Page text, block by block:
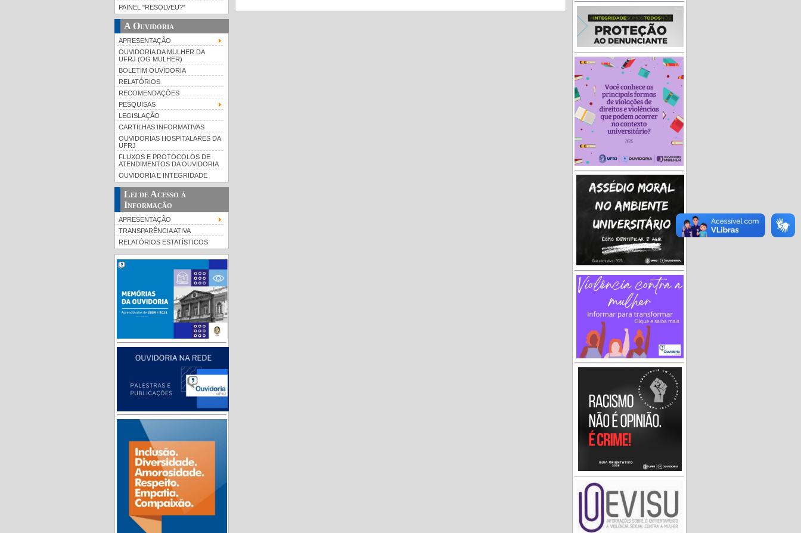
PAINEL "RESOLVEU?"
A Ouvidoria
APRESENTAÇÃO
OUVIDORIA DA MULHER DA
UFRJ (OG MULHER)
BOLETIM OUVIDORIA
RELATÓRIOS
RECOMENDAÇÕES
PESQUISAS
LEGISLAÇÃO
CARTILHAS INFORMATIVAS
OUVIDORIAS HOSPITALARES DA
UFRJ
FLUXOS E PROTOCOLOS DE
ATENDIMENTOS DA OUVIDORIA
OUVIDORIA E INTEGRIDADE
Lei de Acesso à
Informação
APRESENTAÇÃO
TRANSPARÊNCIA ATIVA
RELATÓRIOS ESTATÍSTICOS